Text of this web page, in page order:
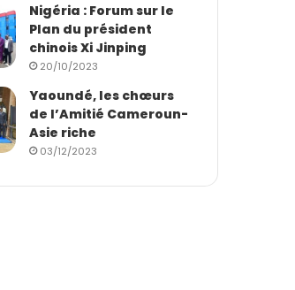
Nigéria : Forum sur le
Plan du président
chinois Xi Jinping
20/10/2023
Yaoundé, les chœurs
de l’Amitié Cameroun-
Asie riche
03/12/2023